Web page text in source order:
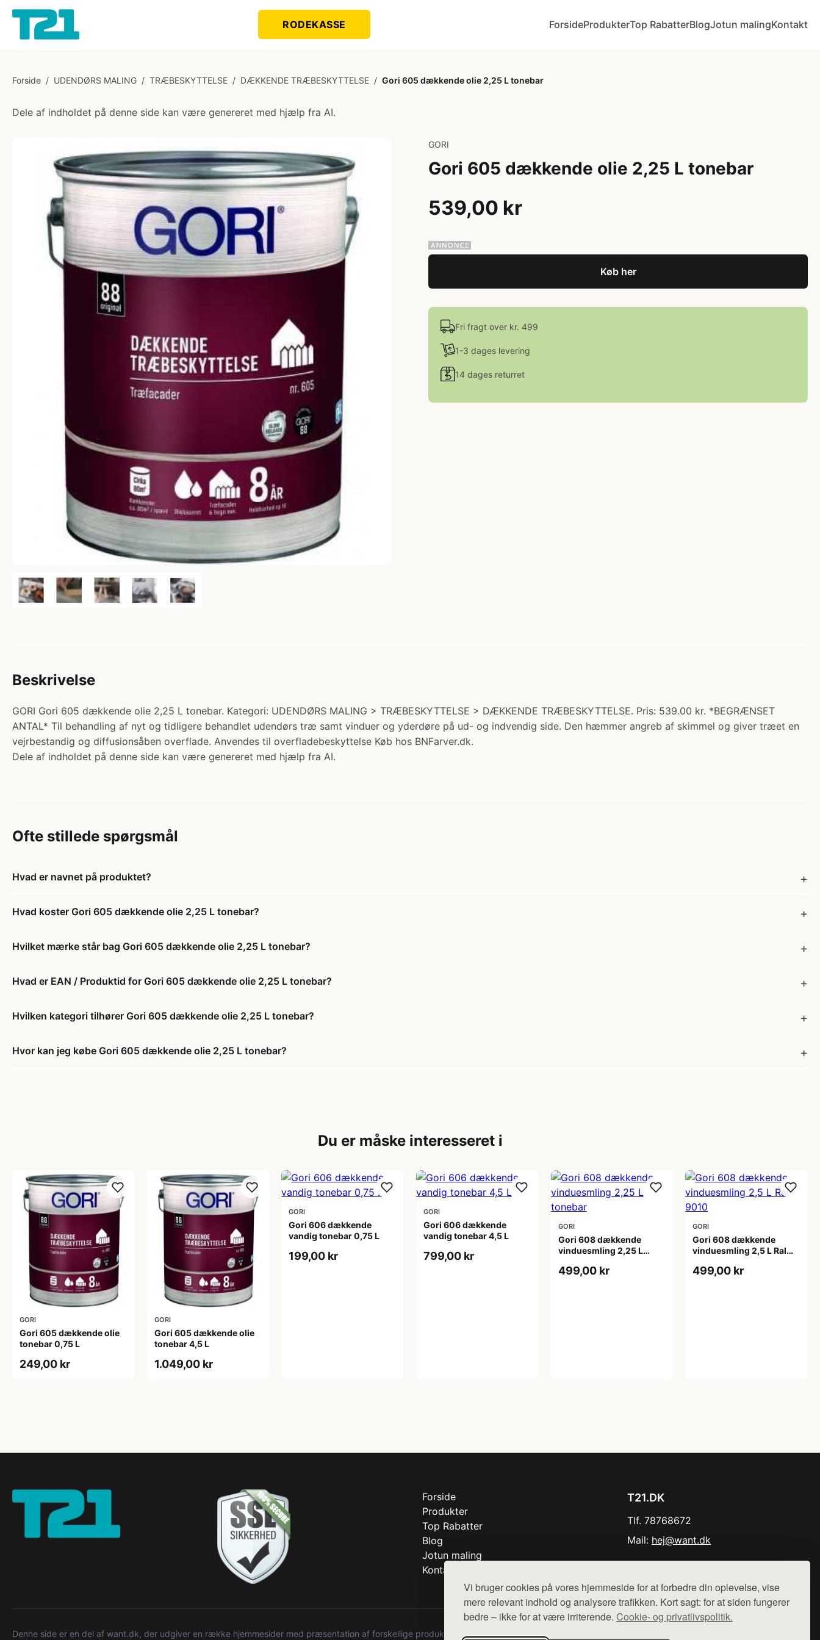
Vi bruger cookies på vores hjemmeside for at forbedre din oplevelse, vise
mere relevant indhold og analysere trafikken. Kort sagt: for at siden fungerer
bedre – ikke for at være irriterende. Cookie- og privatlivspolitik.
RODEKASSE ForsideProdukterTop RabatterBlogJotun malingKontakt
Forside / UDENDØRS MALING / TRÆBESKYTTELSE / DÆKKENDE TRÆBESKYTTELSE / Gori 605 dækkende olie 2,25 L tonebar
Dele af indholdet på denne side kan være genereret med hjælp fra AI.
GORI
Gori 605 dækkende olie 2,25 L tonebar
539,00 kr
Køb her
Fri fragt over kr. 499
1-3 dages levering
14 dages returret
Beskrivelse
GORI Gori 605 dækkende olie 2,25 L tonebar. Kategori: UDENDØRS MALING > TRÆBESKYTTELSE > DÆKKENDE TRÆBESKYTTELSE. Pris: 539.00 kr. *BEGRÆNSET
ANTAL* Til behandling af nyt og tidligere behandlet udendørs træ samt vinduer og yderdøre på ud- og indvendig side. Den hæmmer angreb af skimmel og giver træet en
vejrbestandig og diffusionsåben overflade. Anvendes til overfladebeskyttelse Køb hos BNFarver.dk.
Dele af indholdet på denne side kan være genereret med hjælp fra AI.
Ofte stillede spørgsmål
Hvad er navnet på produktet?
Hvad koster Gori 605 dækkende olie 2,25 L tonebar?
Hvilket mærke står bag Gori 605 dækkende olie 2,25 L tonebar?
Hvad er EAN / Produktid for Gori 605 dækkende olie 2,25 L tonebar?
Hvilken kategori tilhører Gori 605 dækkende olie 2,25 L tonebar?
Hvor kan jeg købe Gori 605 dækkende olie 2,25 L tonebar?
Du er måske interesseret i
GORI
Gori 605 dækkende olie
tonebar 0,75 L
249,00 kr
GORI
Gori 605 dækkende olie
tonebar 4,5 L
1.049,00 kr
GORI
Gori 606 dækkende
vandig tonebar 0,75 L
199,00 kr
GORI
Gori 606 dækkende
vandig tonebar 4,5 L
799,00 kr
GORI
Gori 608 dækkende
vinduesmling 2,25 L
499,00 kr
GORI
Gori 608 dækkende
vinduesmling 2,5 L Ral
499,00 kr
Forside
Produkter
Top Rabatter
Blog
Jotun maling
Kontakt
T21.DK
Tlf. 78768672
Mail: hej@want.dk
Denne side er en del af want.dk, der udgiver en række hjemmesider med præsentation af forskellige produkter fra diverse webshops. Der sælges ikke varer fra denne side - vi henviser til de shops,